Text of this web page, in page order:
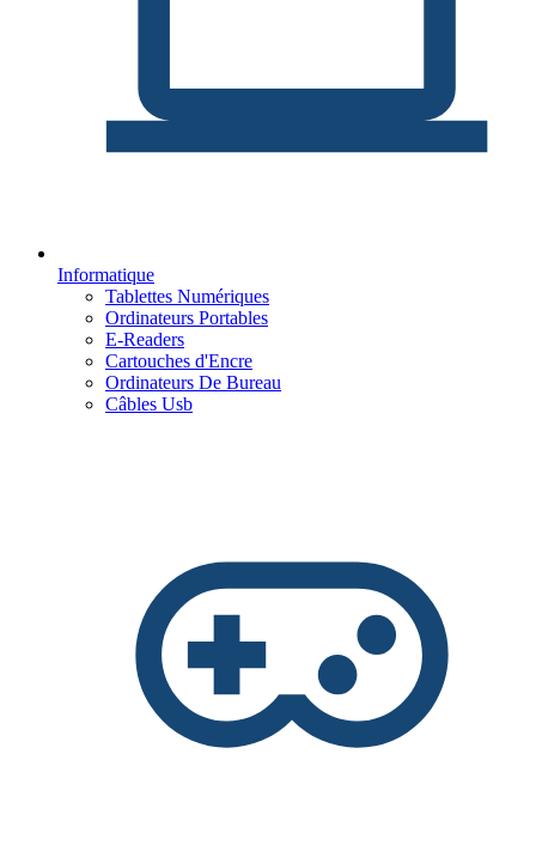
Informatique
Tablettes Numériques
Ordinateurs Portables
E-Readers
Cartouches d'Encre
Ordinateurs De Bureau
Câbles Usb